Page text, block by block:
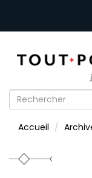
Formulaire
recherche
Accueil